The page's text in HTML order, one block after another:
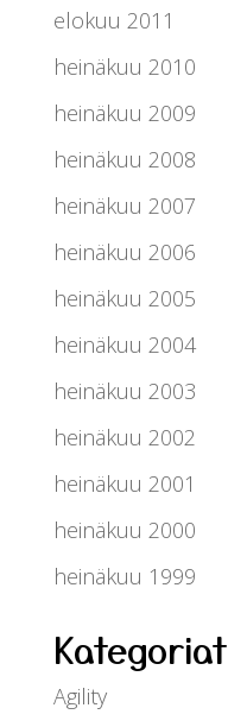
elokuu 2011
heinäkuu 2010
heinäkuu 2009
heinäkuu 2008
heinäkuu 2007
heinäkuu 2006
heinäkuu 2005
heinäkuu 2004
heinäkuu 2003
heinäkuu 2002
heinäkuu 2001
heinäkuu 2000
heinäkuu 1999
Kategoriat
Agility